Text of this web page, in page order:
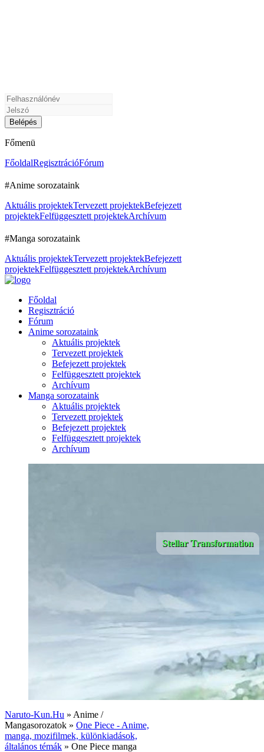
Főmenü
FőoldalRegisztrációFórum
#Anime sorozataink
Aktuális projektekTervezett projektekBefejezett
projektekFelfüggesztett projektekArchívum
#Manga sorozataink
Aktuális projektekTervezett projektekBefejezett
projektekFelfüggesztett projektekArchívum
Főoldal
Regisztráció
Fórum
Anime sorozataink
Aktuális projektek
Tervezett projektek
Befejezett projektek
Felfüggesztett projektek
Archívum
Manga sorozataink
Aktuális projektek
Tervezett projektek
Befejezett projektek
Felfüggesztett projektek
Archívum
Stellar Transformation
Naruto-Kun.Hu » Anime /
Mangasorozatok » One Piece - Anime,
manga, mozifilmek, különkiadások,
általános témák » One Piece manga